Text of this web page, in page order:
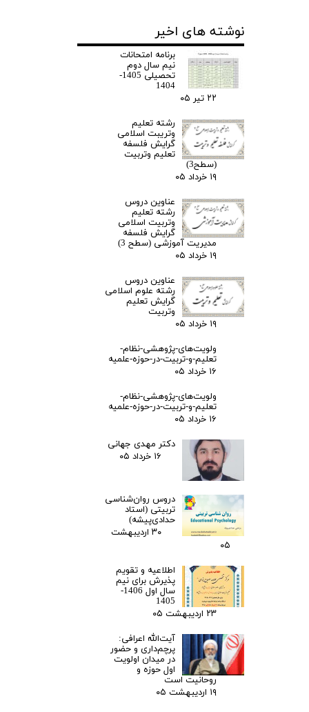
نوشته های اخیر
برنامه امتحانات
نیم سال دوم
تحصیلی 1405-
1404
۲۲ تیر ۰۵
رشته تعلیم
وتریبت اسلامی
گرایش فلسفه
تعلیم وتربیت
(سطح3)
۱۹ خرداد ۰۵
عناوین دروس
رشته تعلیم
وتربیت اسلامی
گرایش فلسفه
مدیریت آموزشی (سطح 3)
۱۹ خرداد ۰۵
عناوین دروس
رشته علوم اسلامی
گرایش تعلیم
وتربیت
۱۹ خرداد ۰۵
ولویت‌های-پژوهشی-نظام-
تعلیم-و-تربیت-در-حوزه-علمیه
۱۶ خرداد ۰۵
ولویت‌های-پژوهشی-نظام-
تعلیم-و-تربیت-در-حوزه-علمیه
۱۶ خرداد ۰۵
دکتر مهدی جهانی
۱۶ خرداد ۰۵
دروس روان‌شناسی
تربیتی (استاد
حدادی‌پیشه)
۳۰ اردیبهشت
۰۵
اطلاعیه و تقویم
پذیرش برای نیم
سال اول 1406-
1405
۲۳ اردیبهشت ۰۵
آیت‌الله اعرافی:
پرچم‌داری و حضور
در میدان‌ اولویت
اول حوزه و
روحانیت است
۱۹ اردیبهشت ۰۵